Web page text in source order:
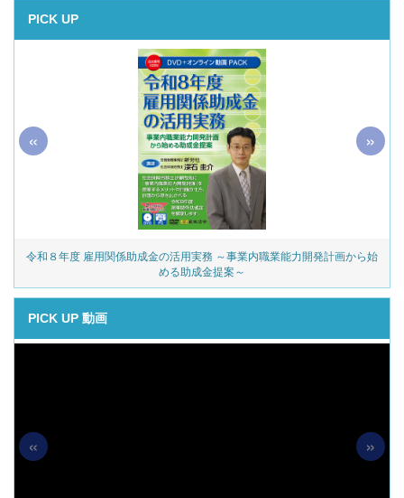
PICK UP
令和８年度 雇用関係助成金の活用実務 ～事業内職業能力開発計画から始
める助成金提案～
« »
PICK UP 動画
« »